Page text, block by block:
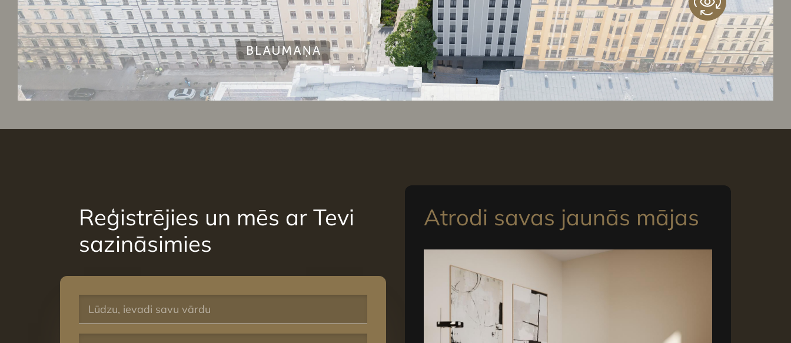
Reģistrējies un mēs ar Tevi
sazināsimies
Atrodi savas jaunās mājas